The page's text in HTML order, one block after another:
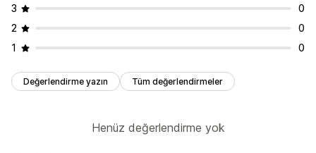
3
0
2
0
1
0
Değerlendirme yazın Tüm değerlendirmeler
Henüz değerlendirme yok